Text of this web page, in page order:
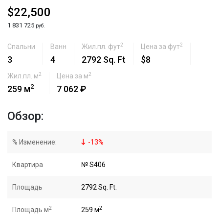
$22,500
1 831 725 руб.
Спальни
3
Ванн
4
Жил.пл. фут2
2792 Sq. Ft
Цена за фут2
$8
Жил.пл. м2
259 м2
Цена за м2
7 062 ₽
Обзор:
% Изменение: -13%
Квартира № S406
Площадь 2792 Sq. Ft.
Площадь м2 259 м2